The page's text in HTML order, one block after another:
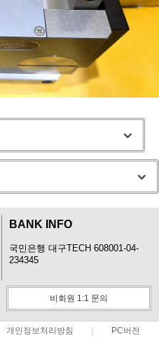
BANK INFO
국민은행 대구TECH 608001-04-
234345
비회원 1:1 문의
개인정보처리방침 PC버전